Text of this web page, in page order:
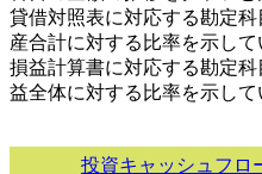
貸借対照表に対応する勘定
産合計に対する比率を示して
損益計算書に対応する勘定
益全体に対する比率を示して
投資キャッシュフロ